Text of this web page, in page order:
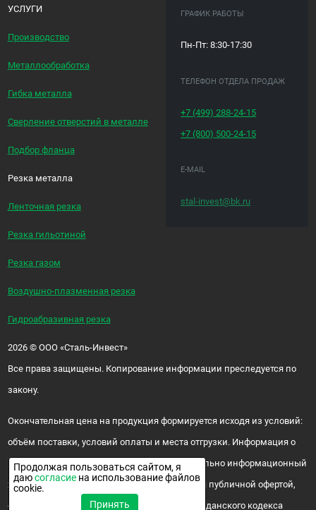
УСЛУГИ
Производство
Металлообработка
Гибка металла
Сверление отверстий в металле
Подбор фланца
Резка металла
Ленточная резка
Резка гильотиной
Резка газом
Воздушно-плазменная резка
Гидроабразивная резка
ГРАФИК РАБОТЫ
Пн-Пт: 8:30-17:30
ТЕЛЕФОН ОТДЕЛА ПРОДАЖ
+7 (499) 288-24-15
+7 (800) 500-24-15
E-MAIL
stal-invest@bk.ru
2026 ©ООО «Сталь-Инвест»
Все права защищены. Копирование информации преследуется по
закону.
Окончательная цена на продукция формируется исходя из условий:
объём поставки, условий оплаты и места отгрузки. Информация о
цене и наличии продукции носит исключительно информационный
характер и ни при каких условиях не является публичной офертой,
определяемой положениями ч. 2 ст. 437 Гражданского кодекса
Продолжая пользоваться сайтом, я
даюсогласие на использование файлов
cookie.
Принять